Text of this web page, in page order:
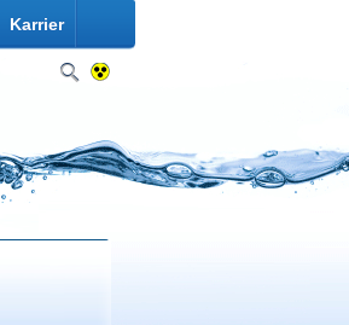
Karrier